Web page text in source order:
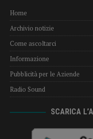
Home
Archivio notizie
Come ascoltarci
Informazione
Pubblicità per le Aziende
Radio Sound
SCARICA